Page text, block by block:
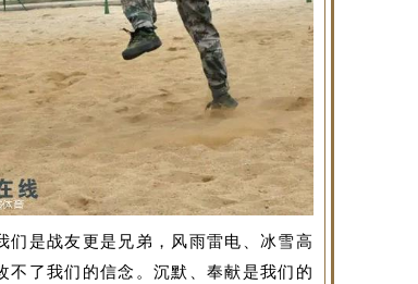
是战友更是兄弟，风雨雷电、冰雪高
了我们的信念。沉默、奉献是我们的